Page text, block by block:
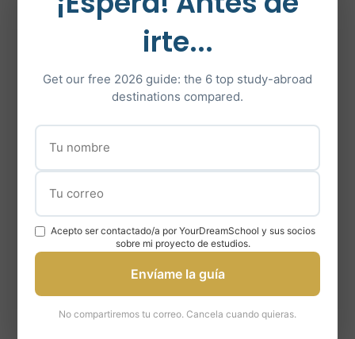
1. Contenido del coaching
para la preparación del
Ante todo,realizar un curso de
Dream School vous donnera accès
ressources partagées
préparation.
Siguiendo este Preparación para el
IELTS, te beneficiarás de todas las
herramientas que necesitas para
irte...
Get our free 2026 guide: the 6 top study-abroad
destinations compared.
Acepto ser contactado/a por YourDreamSchool y sus socios
sobre mi proyecto de estudios.
Envíame la guía
No compartiremos tu correo. Cancela cuando quieras.